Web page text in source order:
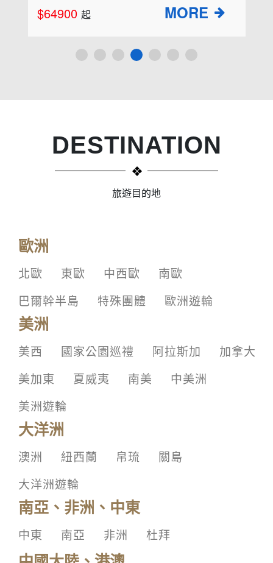
$64900 起
DESTINATION
旅遊目的地
歐洲
北歐 東歐 中西歐
南歐
巴爾幹半島
特殊團體 歐洲遊輪
美洲
美西 國家公園巡禮 阿拉斯加
加拿大
美加東
夏威夷 南美
中美洲
美洲遊輪
大洋洲
澳洲 紐西蘭 帛琉
關島
大洋洲遊輪
南亞、非洲、中東
中東 南亞 非洲 杜拜